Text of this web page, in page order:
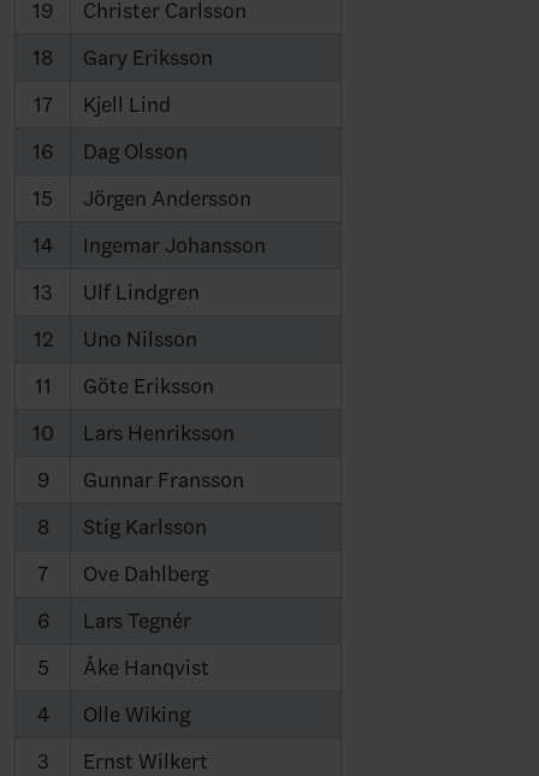
19
Christer Carlsson
18
Gary Eriksson
17
Kjell Lind
16
Dag Olsson
15
Jörgen Andersson
14
Ingemar Johansson
13
Ulf Lindgren
12
Uno Nilsson
11
Göte Eriksson
10
Lars Henriksson
9
Gunnar Fransson
8
Stig Karlsson
7
Ove Dahlberg
6
Lars Tegnér
5
Åke Hanqvist
4
Olle Wiking
3
Ernst Wilkert